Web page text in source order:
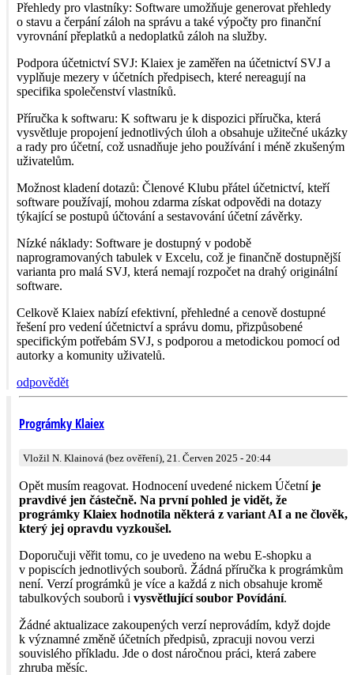
Přehledy pro vlastníky: Software umožňuje generovat přehledy
o stavu a čerpání záloh na správu a také výpočty pro finanční
vyrovnání přeplatků a nedoplatků záloh na služby.
Podpora účetnictví SVJ: Klaiex je zaměřen na účetnictví SVJ a
vyplňuje mezery v účetních předpisech, které nereagují na
specifika společenství vlastníků.
Příručka k softwaru: K softwaru je k dispozici příručka, která
vysvětluje propojení jednotlivých úloh a obsahuje užitečné ukázky
a rady pro účetní, což usnadňuje jeho používání i méně zkušeným
uživatelům.
Možnost kladení dotazů: Členové Klubu přátel účetnictví, kteří
software používají, mohou zdarma získat odpovědi na dotazy
týkající se postupů účtování a sestavování účetní závěrky.
Nízké náklady: Software je dostupný v podobě
naprogramovaných tabulek v Excelu, což je finančně dostupnější
varianta pro malá SVJ, která nemají rozpočet na drahý originální
software.
Celkově Klaiex nabízí efektivní, přehledné a cenově dostupné
řešení pro vedení účetnictví a správu domu, přizpůsobené
specifickým potřebám SVJ, s podporou a metodickou pomocí od
autorky a komunity uživatelů.
odpovědět
Prográmky Klaiex
Vložil N. Klainová (bez ověření), 21. Červen 2025 - 20:44
Opět musím reagovat. Hodnocení uvedené nickem Účetníje
pravdivé jen částečně. Na první pohled je vidět, že
prográmky Klaiex hodnotila některá z variant AI a ne člověk,
který jej opravdu vyzkoušel.
Doporučuji věřit tomu, co je uvedeno na webu E-shopku a
v popiscích jednotlivých souborů. Žádná příručka k prográmkům
není. Verzí prográmků je více a každá z nich obsahuje kromě
tabulkových souborů i vysvětlující soubor Povídání.
Žádné aktualizace zakoupených verzí neprovádím, když dojde
k významné změně účetních předpisů, zpracuji novou verzi
souvislého příkladu. Jde o dost náročnou práci, která zabere
zhruba měsíc.